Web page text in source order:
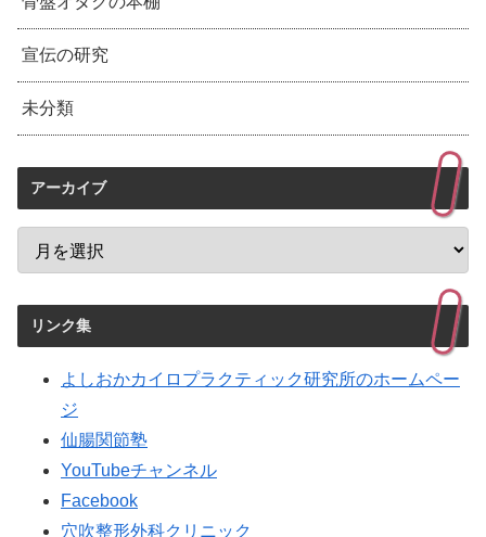
宣伝の研究
未分類
アーカイブ
リンク集
よしおかカイロプラクティック研究所のホームペー
ジ
仙腸関節塾
YouTubeチャンネル
Facebook
穴吹整形外科クリニック